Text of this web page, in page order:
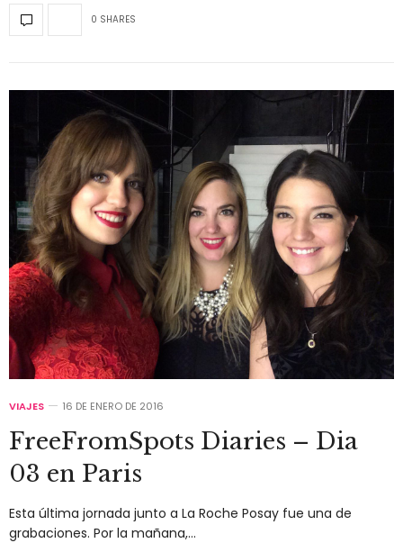
0 SHARES
VIAJES 16 DE ENERO DE 2016
FreeFromSpots Diaries – Dia
03 en Paris
Esta última jornada junto a La Roche Posay fue una de
grabaciones. Por la mañana,…